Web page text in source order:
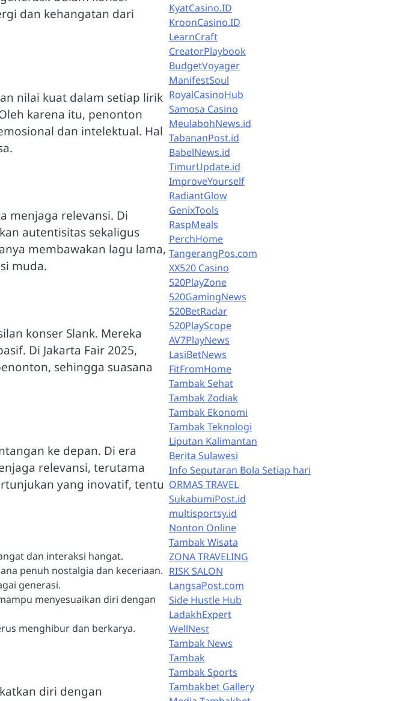
dan kehangatan dari
nilai kuat dalam setiap lirik
karena itu, penonton
dan intelektual. Hal
menjaga relevansi. Di
autentisitas sekaligus
membawakan lagu lama,
muda.
konser Slank. Mereka
Di Jakarta Fair 2025,
sehingga suasana
ke depan. Di era
relevansi, terutama
yang inovatif, tentu
dan interaksi hangat.
penuh nostalgia dan keceriaan.
generasi.
menyesuaikan diri dengan
menghibur dan berkarya.
diri dengan
KyatCasino.ID
KroonCasino.ID
LearnCraft
CreatorPlaybook
BudgetVoyager
ManifestSoul
RoyalCasinoHub
Samosa Casino
MeulabohNews.id
TabananPost.id
BabelNews.id
TimurUpdate.id
ImproveYourself
RadiantGlow
GenixTools
RaspMeals
PerchHome
TangerangPos.com
XX520 Casino
520PlayZone
520GamingNews
520BetRadar
520PlayScope
AV7PlayNews
LasiBetNews
FitFromHome
Tambak Sehat
Tambak Zodiak
Tambak Ekonomi
Tambak Teknologi
Liputan Kalimantan
Berita Sulawesi
Info Seputaran Bola Setiap hari
ORMAS TRAVEL
SukabumiPost.id
multisportsy.id
Nonton Online
Tambak Wisata
ZONA TRAVELING
RISK SALON
LangsaPost.com
Side Hustle Hub
LadakhExpert
WellNest
Tambak News
Tambak
Tambak Sports
Tambakbet Gallery